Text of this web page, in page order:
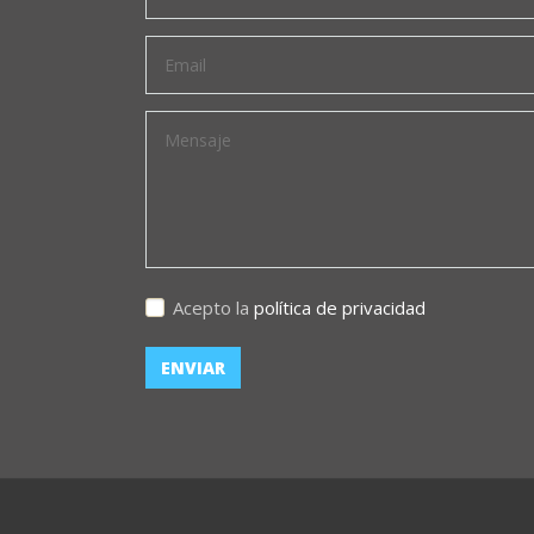
Acepto la política de privacidad